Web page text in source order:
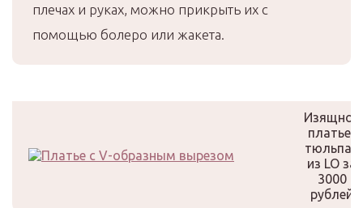
плечах и руках, можно прикрыть их с
помощью болеро или жакета.
Изящное
платье-
тюльпан
из LO за
3000
рублей